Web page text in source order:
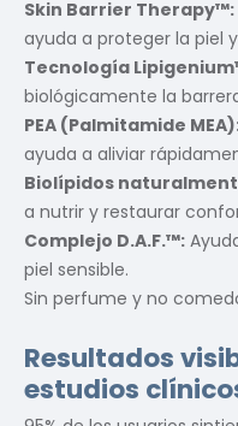
Skin Barrier Therapy™:
ayuda a proteger la piel
Tecnología
biológicamente la
PEA (Palmitamide
ayuda a aliviar
Biolípidos
a nutrir y restaurar
Complejo D.A.F.™:
piel sensible.
Sin perfume y no
Resultados
estudios